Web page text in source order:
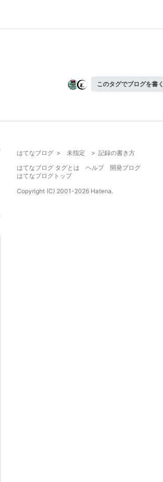
このタグでブログを書く
はてなブログ > 未指定 > 記録の書き方
はてなブログ タグとは
ヘルプ
開発ブログ
はてなブログトップ
Copyright (C) 2001-2026 Hatena.